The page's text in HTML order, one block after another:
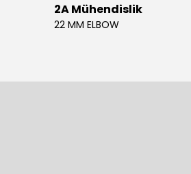
2A Mühendislik
22 MM ELBOW